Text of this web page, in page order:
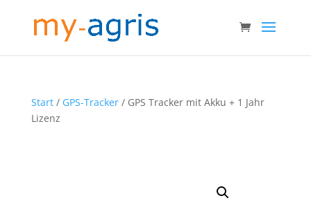
Start/ GPS-Tracker/ GPS Tracker mit Akku + 1 Jahr
Lizenz